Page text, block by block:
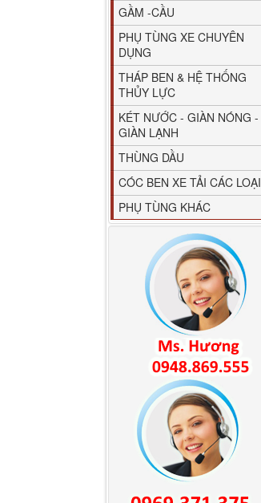
GẦM -CẦU
PHỤ TÙNG XE CHUYÊN
DỤNG
THÁP BEN & HỆ THỐNG
THỦY LỰC
KÉT NƯỚC - GIÀN NÓNG -
GIÀN LẠNH
THÙNG DẦU
CÓC BEN XE TẢI CÁC LOẠI
PHỤ TÙNG KHÁC
80YHCB-60 Bơm xăng
dầu 60m3/h...
M4610162101A0 Tapbi
cửa Thaco...